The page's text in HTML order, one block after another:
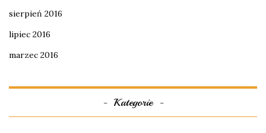
sierpień 2016
lipiec 2016
marzec 2016
Kategorie